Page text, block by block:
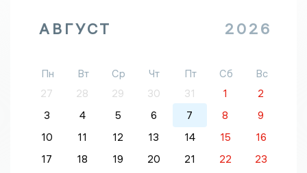
АВГУСТ 2026
Пн Вт Ср Чт Пт Сб
Вс
27
28 29 30 31 1
2
3
4 5 6 7 8
9
10
11 12 13 14 15
16
17
18 19 20 21 22
23